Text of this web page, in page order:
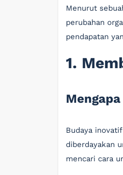
Menurut
perubahan
pendapatan
1.
Budaya
diberdayakan
mencari cara